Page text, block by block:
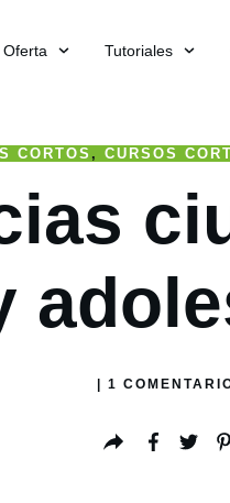
Oferta Tutoriales
CORTOS , CURSOS
1